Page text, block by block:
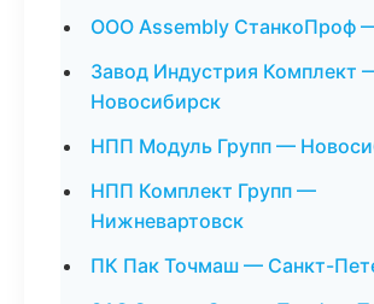
ООО Assembly СтанкоПроф
Завод Индустрия Комплект
Новосибирск
НПП Модуль Групп —
НПП Комплект Групп —
Нижневартовск
ПК Пак Точмаш — Санкт-